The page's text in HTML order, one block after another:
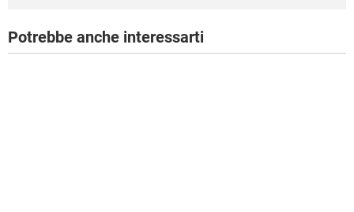
Potrebbe anche interessarti